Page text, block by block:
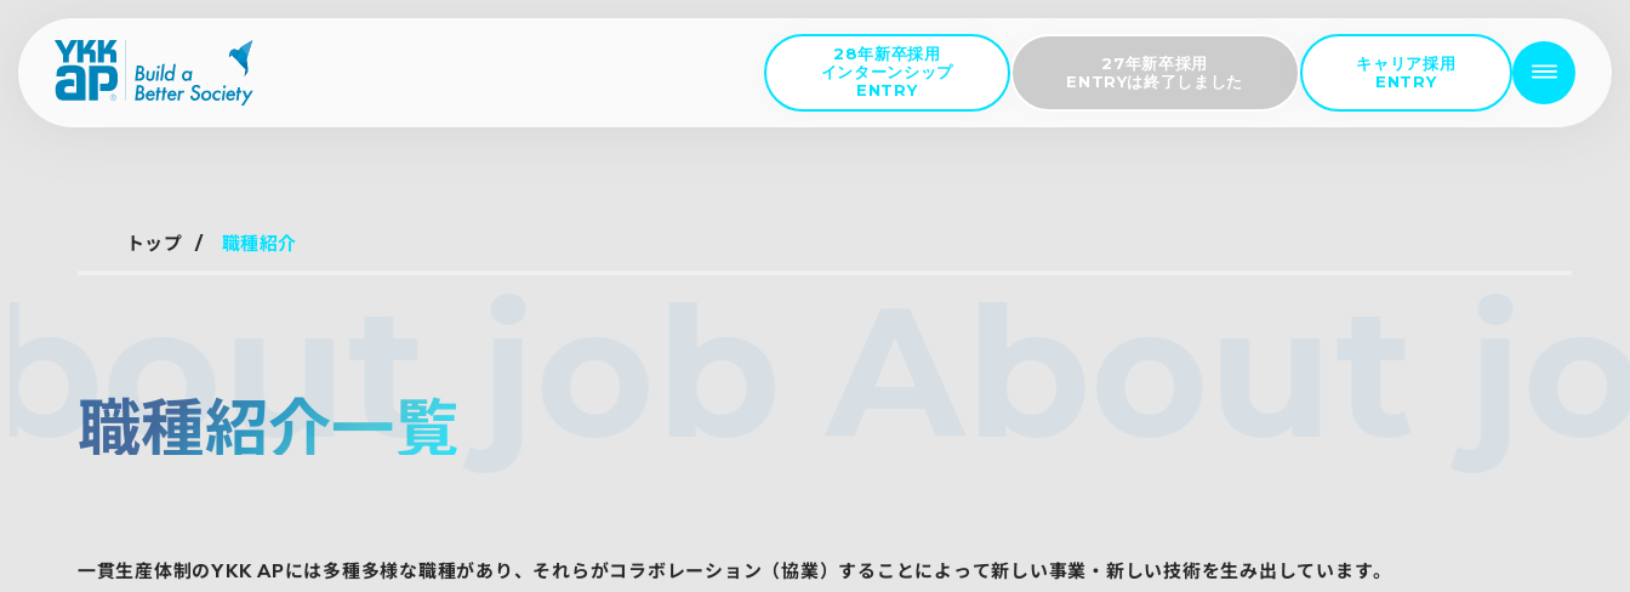
28年新卒採用
インターンシップ
ENTRY
27年新卒採用
ENTRYは終了しました
キャリア採用
ENTRY
job
トップ 職種紹介
職種紹介一覧
一貫生産体制のYKK APには多種多様な職種があり、それらがコラボレーション（協業）することによって新しい事業・新しい技術を生み出しています。